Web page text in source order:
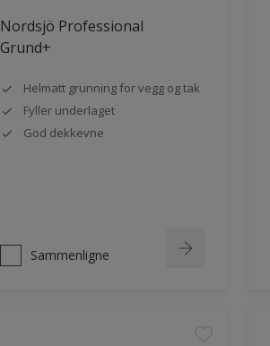
Nordsjö Professional
Grund+
Helmatt grunning for vegg og tak
Fyller underlaget
God dekkevne
Sammenligne